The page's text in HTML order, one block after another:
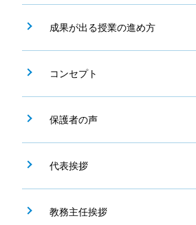
成果が出る授業の進め方
コンセプト
保護者の声
代表挨拶
教務主任挨拶